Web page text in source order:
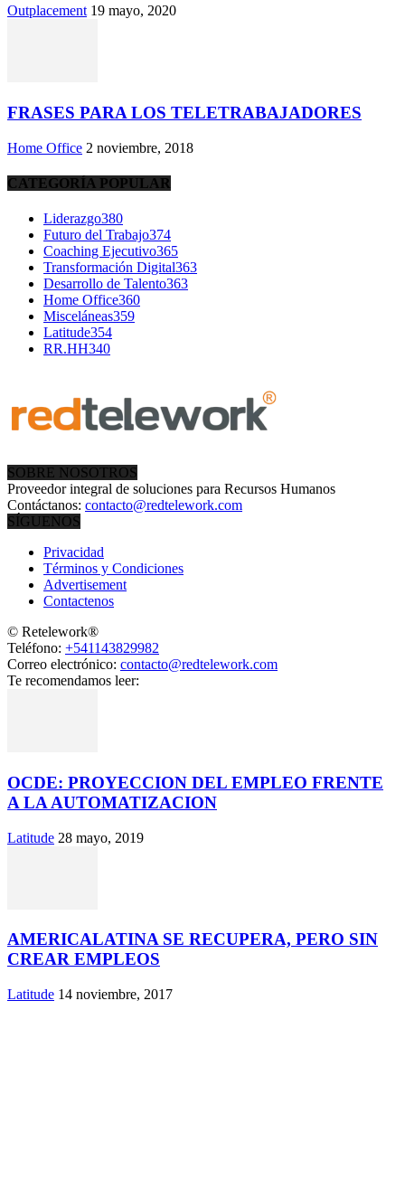
Outplacement 19 mayo, 2020
FRASES PARA LOS TELETRABAJADORES
Home Office 2 noviembre, 2018
CATEGORÍA POPULAR
Liderazgo380
Futuro del Trabajo374
Coaching Ejecutivo365
Transformación Digital363
Desarrollo de Talento363
Home Office360
Misceláneas359
Latitude354
RR.HH340
SOBRE NOSOTROS
Proveedor integral de soluciones para Recursos Humanos
Contáctanos: contacto@redtelework.com
SÍGUENOS
Privacidad
Términos y Condiciones
Advertisement
Contactenos
© Retelework®
Teléfono: +541143829982
Correo electrónico: contacto@redtelework.com
Te recomendamos leer:
OCDE: PROYECCION DEL EMPLEO FRENTE
A LA AUTOMATIZACION
Latitude 28 mayo, 2019
AMERICALATINA SE RECUPERA, PERO SIN
CREAR EMPLEOS
Latitude 14 noviembre, 2017